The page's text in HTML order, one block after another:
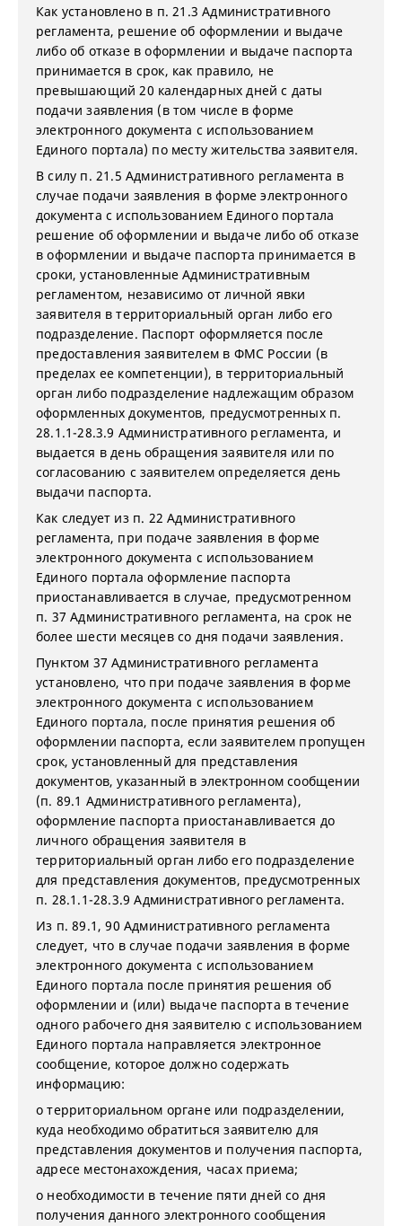
Как установлено в п. 21.3 Административного
регламента, решение об оформлении и выдаче
либо об отказе в оформлении и выдаче паспорта
принимается в срок, как правило, не
превышающий 20 календарных дней с даты
подачи заявления (в том числе в форме
электронного документа с использованием
Единого портала) по месту жительства заявителя.
В силу п. 21.5 Административного регламента в
случае подачи заявления в форме электронного
документа с использованием Единого портала
решение об оформлении и выдаче либо об отказе
в оформлении и выдаче паспорта принимается в
сроки, установленные Административным
регламентом, независимо от личной явки
заявителя в территориальный орган либо его
подразделение. Паспорт оформляется после
предоставления заявителем в ФМС России (в
пределах ее компетенции), в территориальный
орган либо подразделение надлежащим образом
оформленных документов, предусмотренных п.
28.1.1-28.3.9 Административного регламента, и
выдается в день обращения заявителя или по
согласованию с заявителем определяется день
выдачи паспорта.
Как следует из п. 22 Административного
регламента, при подаче заявления в форме
электронного документа с использованием
Единого портала оформление паспорта
приостанавливается в случае, предусмотренном
п. 37 Административного регламента, на срок не
более шести месяцев со дня подачи заявления.
Пунктом 37 Административного регламента
установлено, что при подаче заявления в форме
электронного документа с использованием
Единого портала, после принятия решения об
оформлении паспорта, если заявителем пропущен
срок, установленный для представления
документов, указанный в электронном сообщении
(п. 89.1 Административного регламента),
оформление паспорта приостанавливается до
личного обращения заявителя в
территориальный орган либо его подразделение
для представления документов, предусмотренных
п. 28.1.1-28.3.9 Административного регламента.
Из п. 89.1, 90 Административного регламента
следует, что в случае подачи заявления в форме
электронного документа с использованием
Единого портала после принятия решения об
оформлении и (или) выдаче паспорта в течение
одного рабочего дня заявителю с использованием
Единого портала направляется электронное
сообщение, которое должно содержать
информацию:
о территориальном органе или подразделении,
куда необходимо обратиться заявителю для
представления документов и получения паспорта,
адресе местонахождения, часах приема;
о необходимости в течение пяти дней со дня
получения данного электронного сообщения